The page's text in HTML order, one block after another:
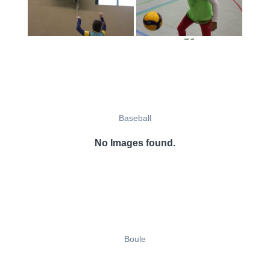
Baseball
No Images found.
Boule